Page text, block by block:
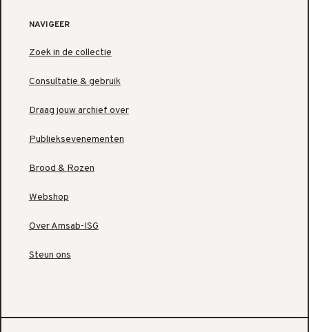
NAVIGEER
Zoek in de collectie
Consultatie & gebruik
Draag jouw archief over
Publieksevenementen
Brood & Rozen
Webshop
Over Amsab-ISG
Steun ons